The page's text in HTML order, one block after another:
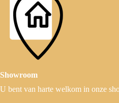
Showroom
U bent van harte welkom in onze